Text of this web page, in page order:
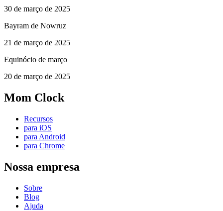
30 de março de 2025
Bayram de Nowruz
21 de março de 2025
Equinócio de março
20 de março de 2025
Mom Clock
Recursos
para iOS
para Android
para Chrome
Nossa empresa
Sobre
Blog
Ajuda